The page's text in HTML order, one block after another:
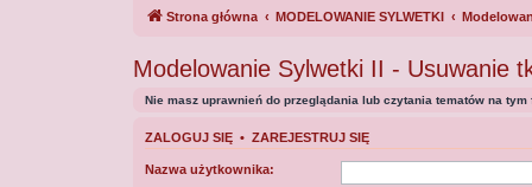
Strona główna MODELOWANIE SYLWETKI
Modelowanie Sylwetki II - Usuwanie
Nie masz uprawnień do przeglądania lub czytania tematów na tym
ZALOGUJ SIĘ • ZAREJESTRUJ SIĘ
Nazwa użytkownika: